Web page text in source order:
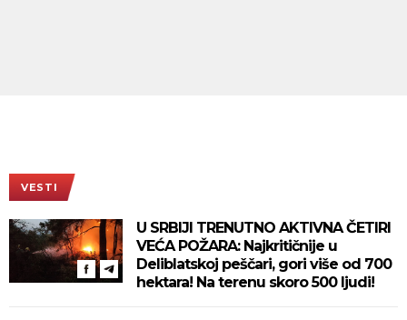
VESTI
U SRBIJI TRENUTNO AKTIVNA ČETIRI
VEĆA POŽARA: Najkritičnije u
Deliblatskoj peščari, gori više od 700
hektara! Na terenu skoro 500 ljudi!